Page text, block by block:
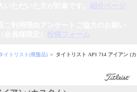
イトリスト(廃盤品) ＞ タイトリスト AP1 714 アイアン (カ